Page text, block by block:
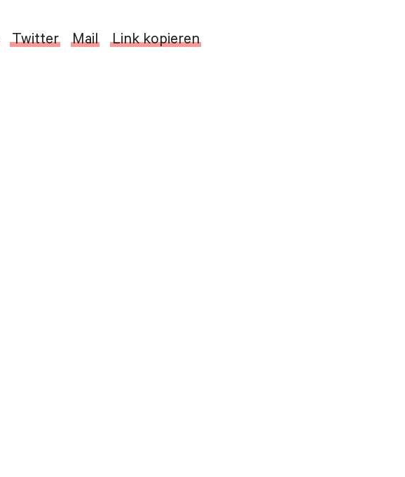
Twitter Mail Link kopieren